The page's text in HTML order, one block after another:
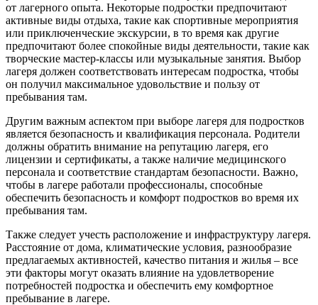
от лагерного опыта. Некоторые подростки предпочитают
активные виды отдыха, такие как спортивные мероприятия
или приключенческие экскурсии, в то время как другие
предпочитают более спокойные виды деятельности, такие как
творческие мастер-классы или музыкальные занятия. Выбор
лагеря должен соответствовать интересам подростка, чтобы
он получил максимальное удовольствие и пользу от
пребывания там.
Другим важным аспектом при выборе лагеря для подростков
является безопасность и квалификация персонала. Родители
должны обратить внимание на репутацию лагеря, его
лицензии и сертификаты, а также наличие медицинского
персонала и соответствие стандартам безопасности. Важно,
чтобы в лагере работали профессионалы, способные
обеспечить безопасность и комфорт подростков во время их
пребывания там.
Также следует учесть расположение и инфраструктуру лагеря.
Расстояние от дома, климатические условия, разнообразие
предлагаемых активностей, качество питания и жилья – все
эти факторы могут оказать влияние на удовлетворение
потребностей подростка и обеспечить ему комфортное
пребывание в лагере.